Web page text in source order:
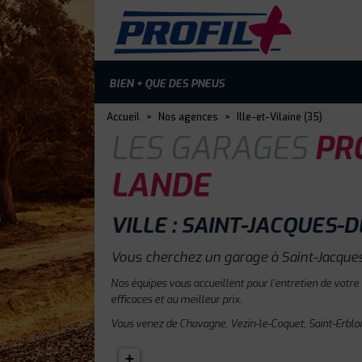
BIEN + QUE DES PNEUS
Accueil > Nos agences > Ille-et-Vilaine (35)
LES GARAGES
LANDE
VILLE : SAINT-JACQUES-
Vous cherchez un garage à Saint-
Nos équipes vous accueillent pour l'entretien de
efficaces et au meilleur prix.
Vous venez de Chavagne, Vezin-le-Coquet, Saint-
+